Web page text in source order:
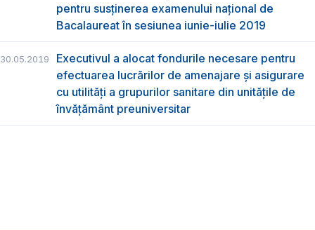
pentru susţinerea examenului naţional de
Bacalaureat în sesiunea iunie-iulie 2019
30.05.2019
Executivul a alocat fondurile necesare pentru
efectuarea lucrărilor de amenajare și asigurare
cu utilități a grupurilor sanitare din unitățile de
învățământ preuniversitar